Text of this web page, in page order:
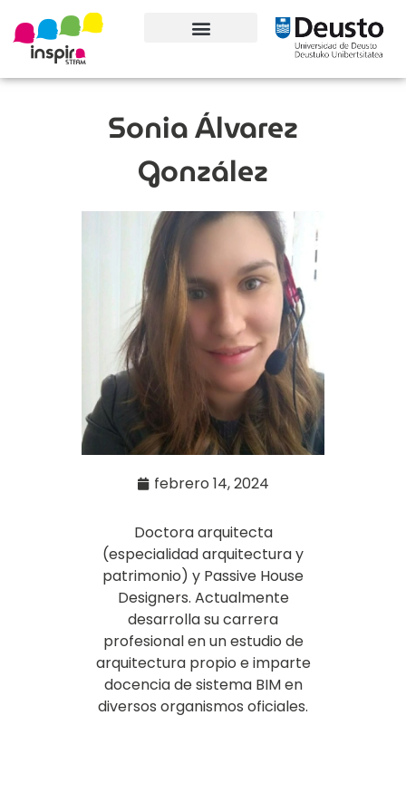
Sonia Álvarez
González
febrero 14, 2024
Doctora arquitecta
(especialidad arquitectura y
patrimonio) y Passive House
Designers. Actualmente
desarrolla su carrera
profesional en un estudio de
arquitectura propio e imparte
docencia de sistema BIM en
diversos organismos oficiales.